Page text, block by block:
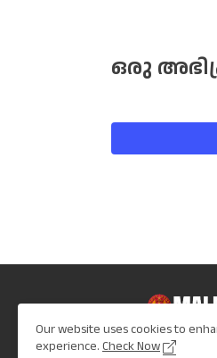
ഒരു
Our website uses cookies to
experience. Check Now